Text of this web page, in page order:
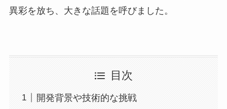
異彩を放ち、大きな話題を呼びました。
目次
開発背景や技術的な挑戦